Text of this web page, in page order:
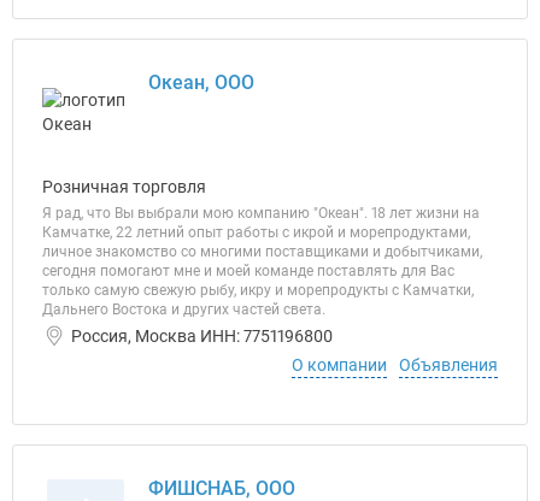
Океан, ООО
Розничная торговля
Я рад, что Вы выбрали мою компанию "Океан". 18 лет жизни на
Камчатке, 22 летний опыт работы с икрой и морепродуктами,
личное знакомство со многими поставщиками и добытчиками,
сегодня помогают мне и моей команде поставлять для Вас
только самую свежую рыбу, икру и морепродукты с Камчатки,
Дальнего Востока и других частей света.
Россия, Москва ИНН: 7751196800
О компании
Объявления
ФИШСНАБ, ООО